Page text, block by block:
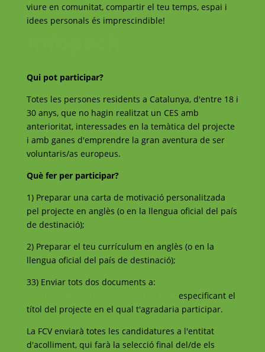
viure en comunitat, compartir el teu temps, espai i
idees personals és imprescindible!
Qui pot participar?
Totes les persones residents a Catalunya, d'entre 18 i
30 anys, que no hagin realitzat un CES amb
anterioritat, interessades en la temàtica del projecte
i amb ganes d'emprendre la gran aventura de ser
voluntaris/as europeus.
Què fer per participar?
1) Preparar una carta de motivació personalitzada
pel projecte en anglès (o en la llengua oficial del país
de destinació);
2) Preparar el teu currículum en anglès (o en la
llengua oficial del país de destinació);
33) Enviar tots dos documents a:
especificant el
títol del projecte en el qual t'agradaria participar.
La FCV enviarà totes les candidatures a l'entitat
d'acolliment, qui farà la selecció final del/de els